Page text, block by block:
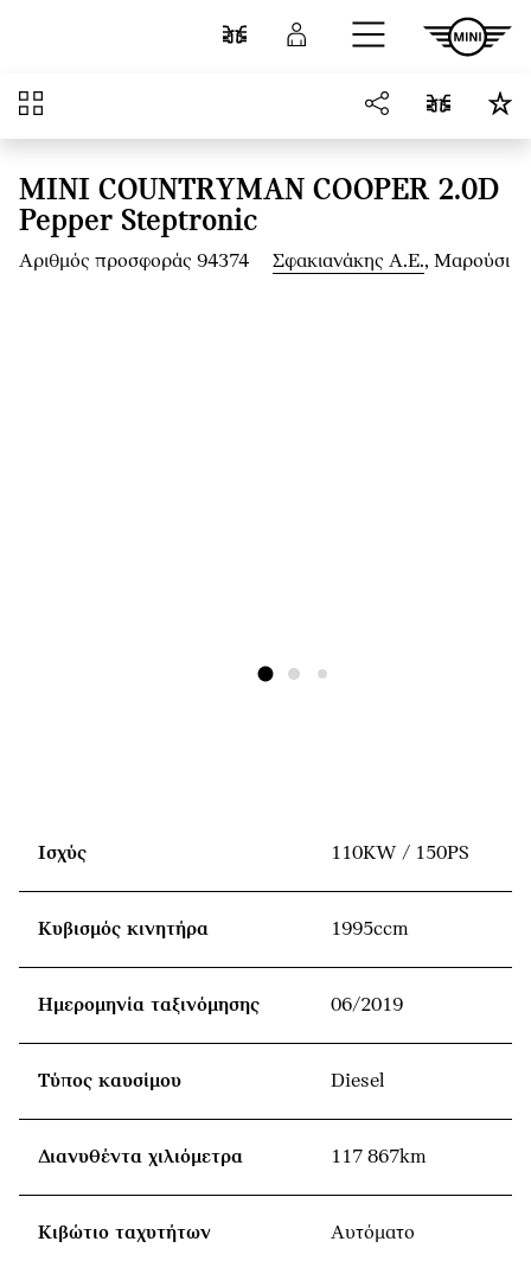
Μετάβαση στο κύριο περιεχόμενο
Σύγκριση Σύνδεση
Επισκόπηση
MINI COUNTRYMAN COOPER 2.0D
Pepper Steptronic
Αριθμός προσφοράς 94374 Σφακιανάκης Α.Ε., Μαρούσι
Ισχύς 110KW / 150PS
Κυβισμός κινητήρα 1995ccm
Ημερομηνία ταξινόμησης 06/2019
Τύπος καυσίμου Diesel
Διανυθέντα χιλιόμετρα 117 867km
Κιβώτιο ταχυτήτων Αυτόματο